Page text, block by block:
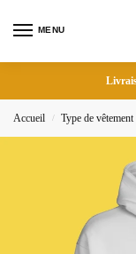
MENU
Accueil / Type de vêtement